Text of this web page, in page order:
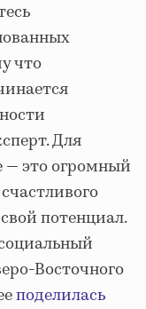
что
Для
— это огромный
потенциал.
Восточного
поделилась